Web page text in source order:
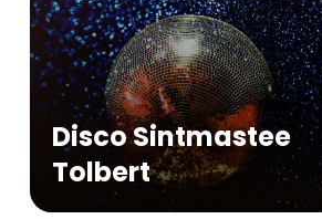
Disco Sintmastee
Tolbert